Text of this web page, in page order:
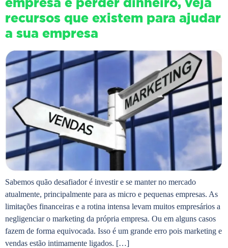
recursos que existem para ajudar
a sua empresa
Sabemos quão desafiador é investir e se manter no mercado
atualmente, principalmente para as micro e pequenas empresas. As
limitações financeiras e a rotina intensa levam muitos empresários a
negligenciar o marketing da própria empresa. Ou em alguns casos
fazem de forma equivocada. Isso é um grande erro pois marketing e
vendas estão intimamente ligados. […]